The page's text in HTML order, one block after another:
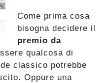
Come prima cosa
bisogna decidere il
premio da
qualcosa di
classico potrebbe
Oppure una